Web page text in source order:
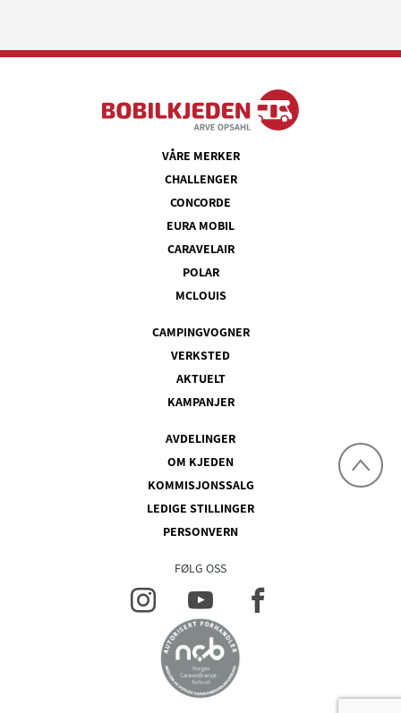
VÅRE MERKER
CHALLENGER
CONCORDE
EURA MOBIL
CARAVELAIR
POLAR
MCLOUIS
CAMPINGVOGNER
VERKSTED
AKTUELT
KAMPANJER
AVDELINGER
OM KJEDEN
KOMMISJONSSALG
LEDIGE STILLINGER
PERSONVERN
FØLG OSS